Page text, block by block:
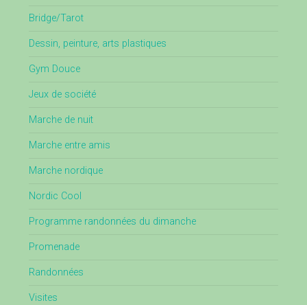
Bridge/Tarot
Dessin, peinture, arts plastiques
Gym Douce
Jeux de société
Marche de nuit
Marche entre amis
Marche nordique
Nordic Cool
Programme randonnées du dimanche
Promenade
Randonnées
Visites